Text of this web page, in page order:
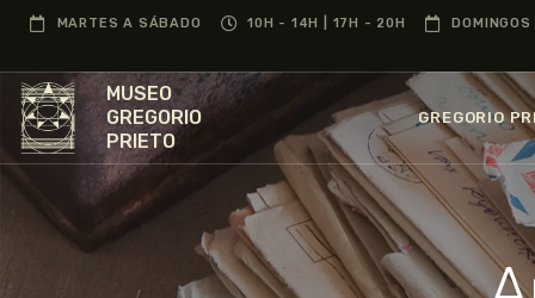
MARTES A SÁBADO 10H - 14H | 17H - 20H
MUSEO
GREGORIO
PRIETO
GREGORIO